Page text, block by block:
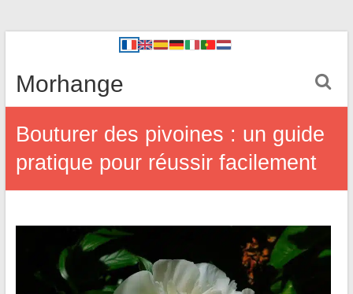
Morhange
Bouturer des pivoines : un guide
pratique pour réussir facilement